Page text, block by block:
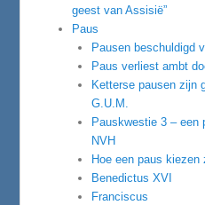
geest van Assisië”
Paus
Pausen beschuldigd
Paus verliest ambt
Ketterse pausen zijn
G.U.M.
Pauskwestie 3 – een
NVH
Hoe een paus kiezen
Benedictus XVI
Franciscus